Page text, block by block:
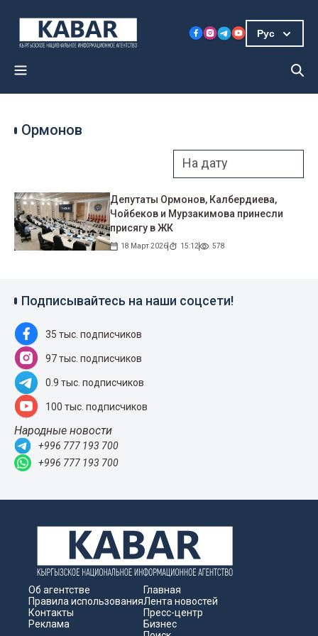
Рус
Ормонов
Депутаты Ормонов, Калбердиева,
Чойбеков и Мурзакимова принесли
присягу в ЖК
18 Март 2026 15:12 578
Подписывайтесь на наши соцсети!
35 тыс. подписчиков
97 тыс. подписчиков
0.9 тыс. подписчиков
100 тыс. подписчиков
Народные новости
+996 777 193 700
+996 777 193 700
Об агентстве
Правила использования
Контакты
Реклама
Главная
Лента новостей
Пресс-центр
Бизнес